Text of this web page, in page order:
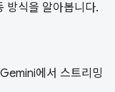
방식을 알아봅니다.
에서 스트리밍